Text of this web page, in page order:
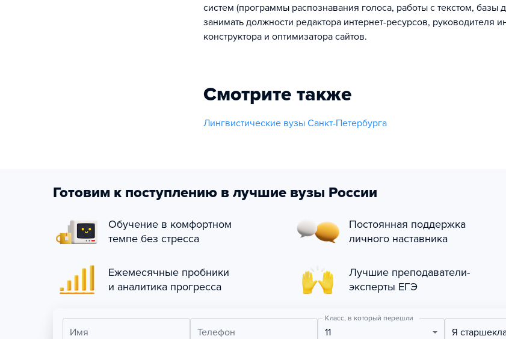
систем (программы распознавания голоса, работы с текстом, базы
занимать должности редактора интернет-ресурсов, руководителя
конструктора и оптимизатора сайтов.
Смотрите также
Лингвистические вузы Санкт-Петербурга
Готовим к поступлению в лучшие вузы России
Обучение в комфортном
темпе без стресса
Постоянная поддержка
личного наставника
Ежемесячные пробники
и аналитика прогресса
Лучшие преподаватели-
эксперты ЕГЭ
Имя Телефон
Класс, в который перешли
11 Я